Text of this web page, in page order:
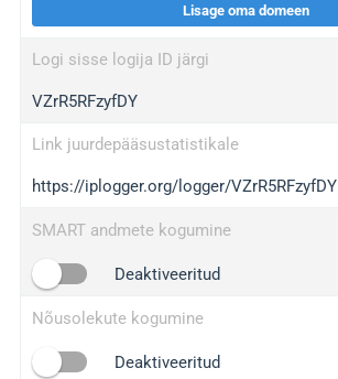
wl.gl
ed.tc
bc.ax
iplogger.com
maper.info
2no.co
yip.su
iplogger.info
Lisage oma domeen
Logi sisse logija ID järgi
VZrR5RFzyfDY
Link juurdepääsustatistikale
https://iplogger.org/logger/VZrR5RFzyfDY
SMART andmete kogumine
Deaktiveeritud
Nõusolekute kogumine
Deaktiveeritud